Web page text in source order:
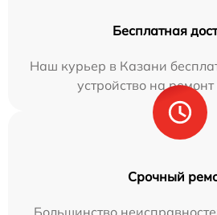
Бесплатная
Наш курьер в Казани
устройство на
Срочный
Большинство